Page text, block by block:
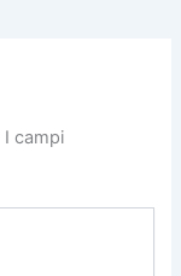
I campi